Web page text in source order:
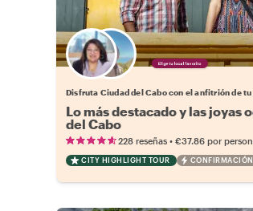
Elige tu local favorito
Disfruta Ciudad del Cabo con el anfitrión de
Lo más destacado y las joyas
del Cabo
228 reseñas • €37.86 por
CITY HIGHLIGHT TOUR